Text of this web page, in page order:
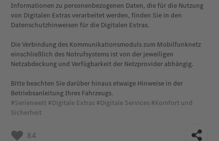
Informationen zu personenbezogenen Daten, die für die Nutzung
von Digitalen Extras verarbeitet werden, finden Sie in den
Datenschutzhinweisen für die Digitalen Extras.
Die Verbindung des Kommunikationsmoduls zum Mobilfunknetz
einschließlich des Notrufsystems ist von der jeweiligen
Netzabdeckung und Verfügbarkeit der Netzprovider abhängig.
Bitte beachten Sie darüber hinaus etwaige Hinweise in der
Betriebsanleitung Ihres Fahrzeugs.
#Serienwelt #Digitale Extras #Digitale Services #Komfort und
Sicherheit
84